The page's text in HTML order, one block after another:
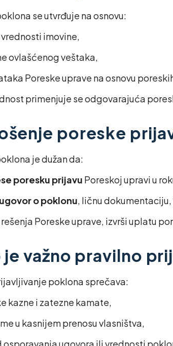
se utvrđuje na osnovu:
imovine,
ovlašćenog veštaka,
Poreske uprave na osnovu
primenjuje se odgovarajuća
poreske
je dužan da:
poresku prijavu Poreskoj upravi u
ugovor o poklonu, ličnu
Poreske uprave, izvrši uplatu
je važno pravilno
poklona sprečava:
kazne i zatezne kamate,
u kasnijem prenosu vlasništva,